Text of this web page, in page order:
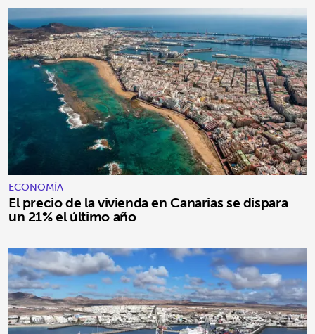
ECONOMÍA
El precio de la vivienda en Canarias se dispara
un 21% el último año